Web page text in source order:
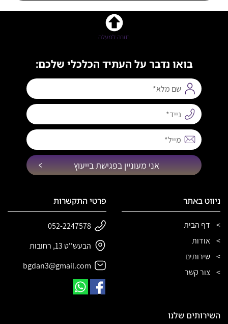
חזרה למעלה
בואו נדבר על העתיד הכלכלי שלכם:
אני מעוניין בפגישת בייעוץ
ניווט באתר
דף הבית
אודות
שירותים
צור קשר
השירותים שלנו
פרטי התקשרות
052-2247578
הבעש''ט 13, רחובות
bgdan3@gmail.com